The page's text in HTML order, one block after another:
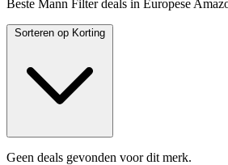
Beste Mann Filter deals in Europese
Sorteren op Korting
Geen deals gevonden voor dit merk.